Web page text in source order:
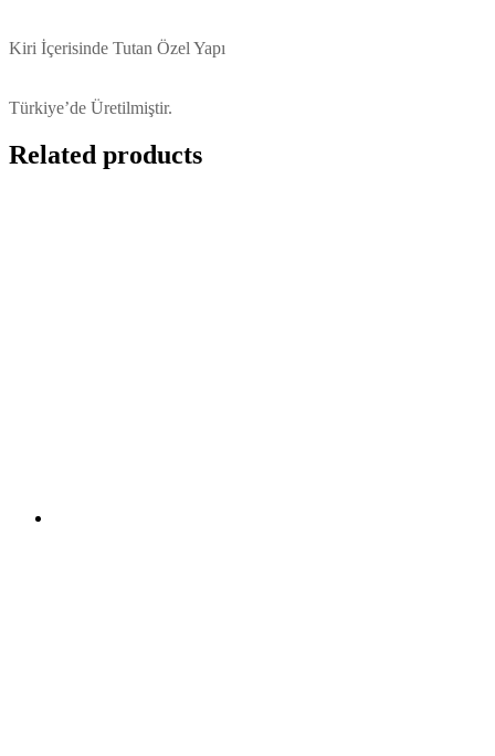
Kiri İçerisinde Tutan Özel Yapı
Türkiye’de Üretilmiştir.
Related products